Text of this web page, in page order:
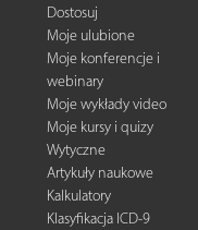
Dostosuj
Moje ulubione
Moje konferencje i
webinary
Moje wykłady video
Moje kursy i quizy
Wytyczne
Artykuły naukowe
Kalkulatory
Klasyfikacja ICD-9